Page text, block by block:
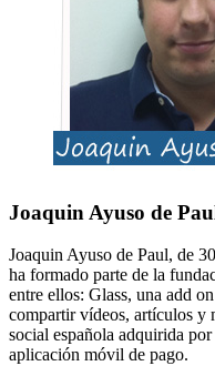
Joaquin Ayuso de
Joaquin Ayuso de Paul, de
ha formado parte de la
entre ellos: Glass, una add
compartir vídeos, artículos y
social española adquirida
aplicación móvil de pago.